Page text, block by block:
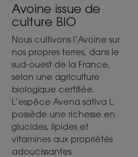
Avoine issue de
culture BIO
Nous cultivons l’Avoine sur
nos propres terres, dans le
sud-ouest de la France,
selon une agriculture
biologique certifiée.
L’espèce Avena sativa L.
possède une richesse en
glucides, lipides et
vitamines aux propriétés
adoucissantes